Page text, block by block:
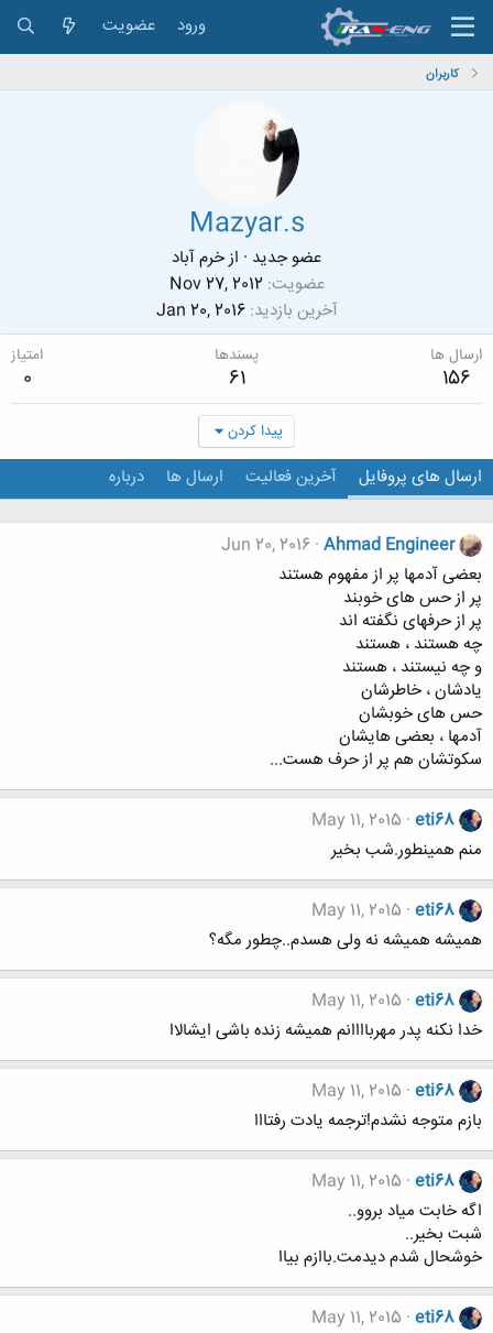
ورود عضویت
کاربران
Mazyar.s
عضو جدید · ازخرم آباد
عضویت Nov 27, 2012
آخرین بازدید Jan 20, 2016
ارسال ها
156
پسندها
61
امتیاز
0
پیدا کردن
ارسال های پروفایل آخرین فعالیت ارسال ها درباره
Ahmad Engineer
Jun 20, 2016
بعضی آدمها پر از مفهوم هستند
پر از حس های خوبند
پر از حرفهای نگفته اند
چه هستند ، هستند
و چه نیستند ، هستند
یادشان ، خاطرشان
حس های خوبشان
آدمها ، بعضی هایشان
سکوتشان هم پر از حرف هست...
eti68
May 11, 2015
منم همینطور.شب بخیر
eti68
May 11, 2015
همیشه همیشه نه ولی هسدم..چطور مگه؟
eti68
May 11, 2015
خدا نکنه پدر مهرباااانم همیشه زنده باشی ایشالاا
eti68
May 11, 2015
بازم متوجه نشدم!ترجمه یادت رفتااا
eti68
May 11, 2015
اگه خابت میاد بروو..
شبت بخیر..
خوشحال شدم دیدمت.باازم بیاا
eti68
May 11, 2015